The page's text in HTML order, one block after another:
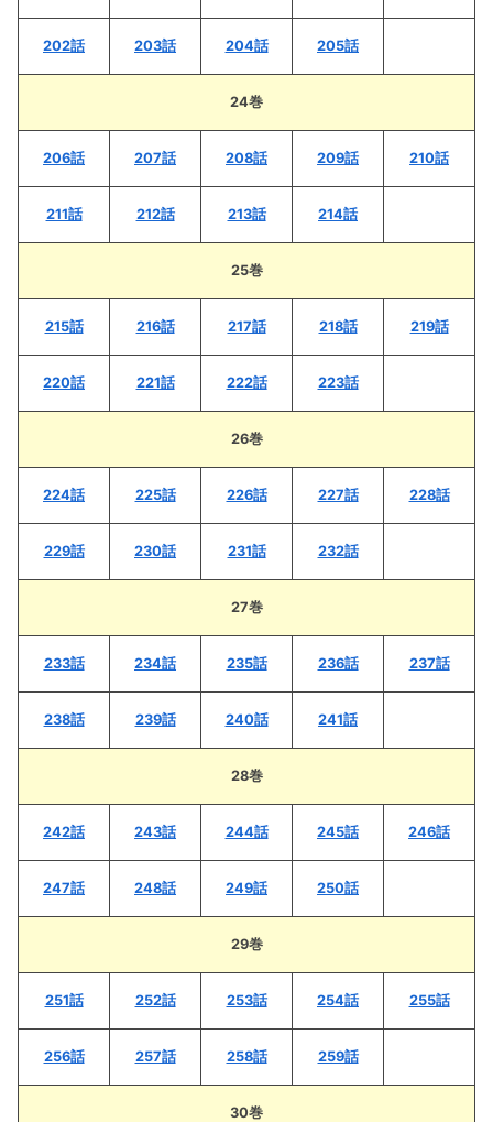
202話 203話 204話 205話
24巻
206話 207話 208話 209話 210話
211話 212話 213話 214話
25巻
215話 216話 217話 218話 219話
220話 221話 222話 223話
26巻
224話 225話 226話 227話 228話
229話 230話 231話 232話
27巻
233話 234話 235話 236話 237話
238話 239話 240話 241話
28巻
242話 243話 244話 245話 246話
247話 248話 249話 250話
29巻
251話 252話 253話 254話 255話
256話 257話 258話 259話
30巻